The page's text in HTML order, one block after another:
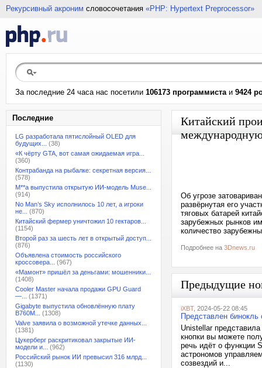
Рекурсивный акроним словосочетания «PHP: Hypertext Preprocessor»
За последние 24 часа нас посетили 106173 программистаи 9424
Последние
LG разработала пятислойный OLED для
будущих...
(38)
«К чёрту GTA, вот самая ожидаемая игра...
(360)
Контрабанда на рыбалке: секретная версия...
(578)
M**a выпустила открытую ИИ-модель Muse...
(914)
No Man’s Sky исполнилось 10 лет, а игроки
не...
(870)
Китайский фермер уничтожил 10 гектаров...
(1154)
Второй раз за шесть лет в открытый доступ...
(876)
Объявлена стоимость российского
кроссовера...
(967)
«Мамонт» пришёл за деньгами: мошенники...
(1408)
Cooler Master начала продажи GPU Guard
—...
(1371)
Gigabyte выпустила обновлённую плату
B760M...
(1308)
Valve заявила о возможной утечке данных...
(1381)
Цукерберг раскритиковал закрытые ИИ-
модели и...
(962)
Российский рынок ИИ превысил 316 млрд...
(1130)
Китайский
Об угрозе
развёрнутая его
тяговых батарей
зарубежных рынков
количество
Подробнее на 3Dnews.ru
Предыдущие
iXBT, 2024-05-22 08:45
Представлен
Unistellar
кнопки вы можете
речь идёт о функции
астрономов
созвездий и...